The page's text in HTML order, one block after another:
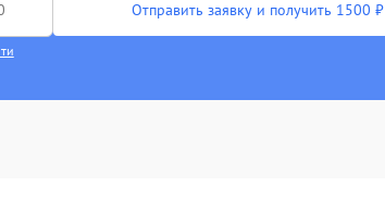
Отправить заявку и получить 1500 ₽